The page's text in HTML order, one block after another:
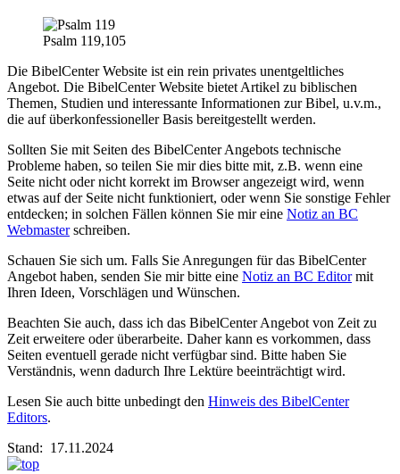
Psalm 119,105
Die BibelCenter Website ist ein rein privates unentgeltliches
Angebot. Die BibelCenter Website bietet Artikel zu biblischen
Themen, Studien und interessante Informationen zur Bibel, u.v.m.,
die auf überkonfessioneller Basis bereitgestellt werden.
Sollten Sie mit Seiten des BibelCenter Angebots technische
Probleme haben, so teilen Sie mir dies bitte mit, z.B. wenn eine
Seite nicht oder nicht korrekt im Browser angezeigt wird, wenn
etwas auf der Seite nicht funktioniert, oder wenn Sie sonstige Fehler
entdecken; in solchen Fällen können Sie mir eine Notiz an BC
Webmasterschreiben.
Schauen Sie sich um. Falls Sie Anregungen für das BibelCenter
Angebot haben, senden Sie mir bitte eine Notiz an BC Editormit
Ihren Ideen, Vorschlägen und Wünschen.
Beachten Sie auch, dass ich das BibelCenter Angebot von Zeit zu
Zeit erweitere oder überarbeite. Daher kann es vorkommen, dass
Seiten eventuell gerade nicht verfügbar sind. Bitte haben Sie
Verständnis, wenn dadurch Ihre Lektüre beeinträchtigt wird.
Lesen Sie auch bitte unbedingt den Hinweis des BibelCenter
Editors.
Stand: 17.11.2024